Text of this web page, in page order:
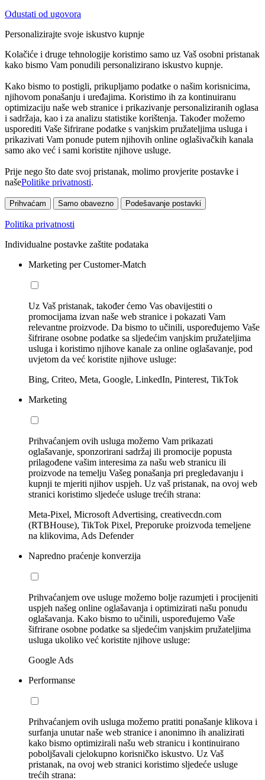
Odustati od ugovora
Personalizirajte svoje iskustvo kupnje
Kolačiće i druge tehnologije koristimo samo uz Vaš osobni pristanak
kako bismo Vam ponudili personalizirano iskustvo kupnje.
Kako bismo to postigli, prikupljamo podatke o našim korisnicima,
njihovom ponašanju i uređajima. Koristimo ih za kontinuiranu
optimizaciju naše web stranice i prikazivanje personaliziranih oglasa
i sadržaja, kao i za analizu statistike korištenja. Također možemo
usporediti Vaše šifrirane podatke s vanjskim pružateljima usluga i
prikazivati Vam ponude putem njihovih online oglašivačkih kanala
samo ako već i sami koristite njihove usluge.
Prije nego što date svoj pristanak, molimo provjerite postavke i
našePolitike privatnosti.
Prihvaćam Samo obavezno Podešavanje postavki
Politika privatnosti
Individualne postavke zaštite podataka
Marketing per Customer-Match
Uz Vaš pristanak, također ćemo Vas obavijestiti o
promocijama izvan naše web stranice i pokazati Vam
relevantne proizvode. Da bismo to učinili, uspoređujemo Vaše
šifrirane osobne podatke sa sljedećim vanjskim pružateljima
usluga i koristimo njihove kanale za online oglašavanje, pod
uvjetom da već koristite njihove usluge:
Bing, Criteo, Meta, Google, LinkedIn, Pinterest, TikTok
Marketing
Prihvaćanjem ovih usluga možemo Vam prikazati
oglašavanje, sponzorirani sadržaj ili promocije popusta
prilagođene vašim interesima za našu web stranicu ili
proizvode na temelju Vašeg ponašanja pri pregledavanju i
kupnji te mjeriti njihov uspjeh. Uz vaš pristanak, na ovoj web
stranici koristimo sljedeće usluge trećih strana:
Meta-Pixel, Microsoft Advertising, creativecdn.com
(RTBHouse), TikTok Pixel, Preporuke proizvoda temeljene
na klikovima, Ads Defender
Napredno praćenje konverzija
Prihvaćanjem ove usluge možemo bolje razumjeti i procijeniti
uspjeh našeg online oglašavanja i optimizirati našu ponudu
oglašavanja. Kako bismo to učinili, uspoređujemo Vaše
šifrirane osobne podatke sa sljedećim vanjskim pružateljima
usluga ukoliko već koristite njihove usluge:
Google Ads
Performanse
Prihvaćanjem ovih usluga možemo pratiti ponašanje klikova i
surfanja unutar naše web stranice i anonimno ih analizirati
kako bismo optimizirali našu web stranicu i kontinuirano
poboljšavali cjelokupno korisničko iskustvo. Uz Vaš
pristanak, na ovoj web stranici koristimo sljedeće usluge
trećih strana: